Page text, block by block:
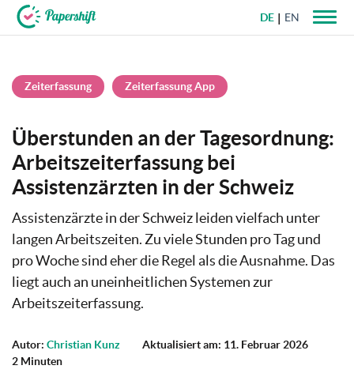
DE EN
Zeiterfassung Zeiterfassung App
Überstunden an der Tagesordnung:
Arbeitszeiterfassung bei
Assistenzärzten in der Schweiz
Assistenzärzte in der Schweiz leiden vielfach unter
langen Arbeitszeiten. Zu viele Stunden pro Tag und
pro Woche sind eher die Regel als die Ausnahme. Das
liegt auch an uneinheitlichen Systemen zur
Arbeitszeiterfassung.
Autor: Christian Kunz
Aktualisiert am: 11. Februar 2026
2 Minuten